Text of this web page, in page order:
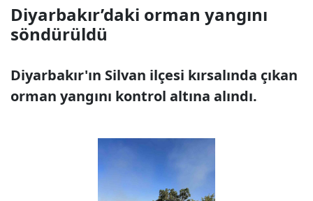
Diyarbakır’daki orman yangını
söndürüldü
Diyarbakır'ın Silvan ilçesi kırsalında çıkan
orman yangını kontrol altına alındı.